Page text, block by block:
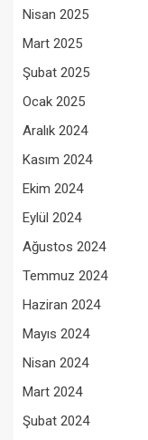
Nisan 2025
Mart 2025
Şubat 2025
Ocak 2025
Aralık 2024
Kasım 2024
Ekim 2024
Eylül 2024
Ağustos 2024
Temmuz 2024
Haziran 2024
Mayıs 2024
Nisan 2024
Mart 2024
Şubat 2024